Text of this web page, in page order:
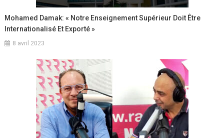
Mohamed Damak: « Notre Enseignement Supérieur Doit Être
Internationalisé Et Exporté »
8 avril 2023